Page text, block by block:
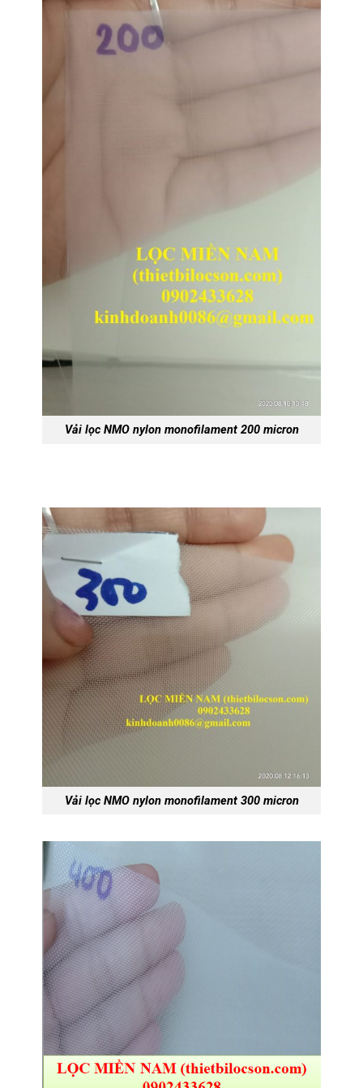
Vải lọc NMO nylon monofilament 200 micron
Vải lọc NMO nylon monofilament 300 micron